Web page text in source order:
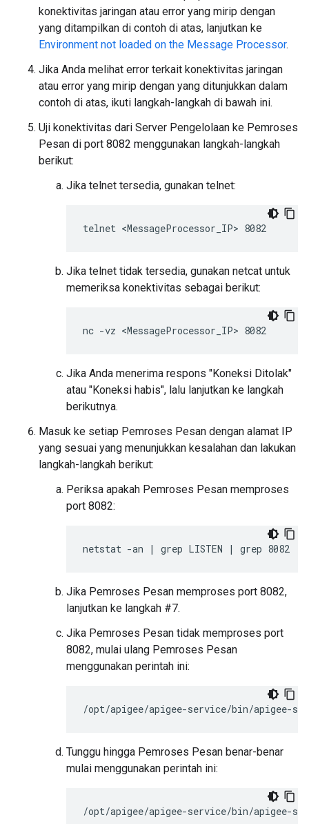
konektivitas jaringan atau error yang mirip dengan
yang ditampilkan di contoh di atas, lanjutkan ke
Environment not loaded on the Message Processor.
Jika Anda melihat error terkait konektivitas jaringan
atau error yang mirip dengan yang ditunjukkan dalam
contoh di atas, ikuti langkah-langkah di bawah ini.
Uji konektivitas dari Server Pengelolaan ke Pemroses
Pesan di port 8082 menggunakan langkah-langkah
berikut:
Jika telnet tersedia, gunakan telnet:
Jika telnet tidak tersedia, gunakan netcat untuk
memeriksa konektivitas sebagai berikut:
Jika Anda menerima respons "Koneksi Ditolak"
atau "Koneksi habis", lalu lanjutkan ke langkah
berikutnya.
Masuk ke setiap Pemroses Pesan dengan alamat IP
yang sesuai yang menunjukkan kesalahan dan lakukan
langkah-langkah berikut:
Periksa apakah Pemroses Pesan memproses
port 8082:
Jika Pemroses Pesan memproses port 8082,
lanjutkan ke langkah #7.
Jika Pemroses Pesan tidak memproses port
8082, mulai ulang Pemroses Pesan
menggunakan perintah ini:
Tunggu hingga Pemroses Pesan benar-benar
mulai menggunakan perintah ini: